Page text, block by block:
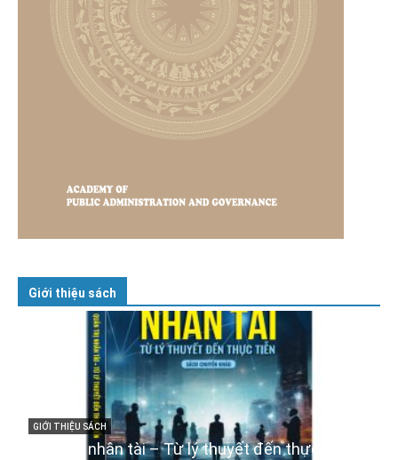
Giới thiệu sách
GIỚI THIỆU SÁCH
Cuốn sách “Tuyệt đối trung thành với Tổ quốc,
với Đảng, Nhà nước và Nhân dân – Sáng ngời
tư cách người Công an cách mạng”